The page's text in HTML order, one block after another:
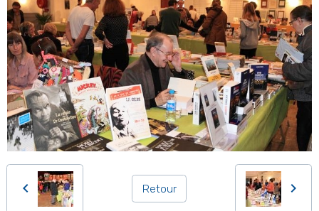
Retour